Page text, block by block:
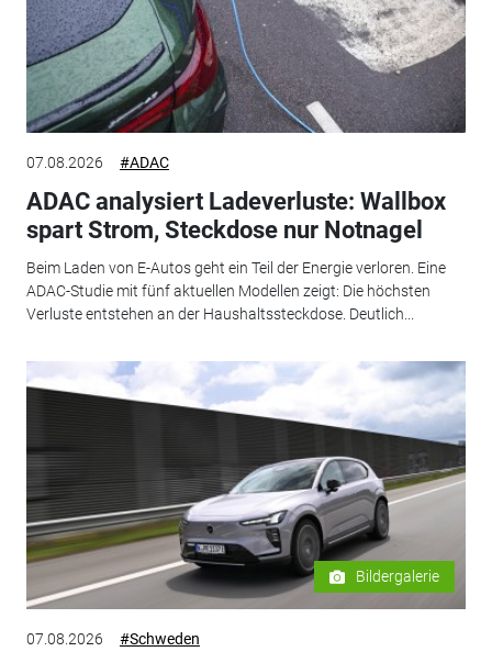
07.08.2026 #ADAC
ADAC analysiert Ladeverluste: Wallbox
spart Strom, Steckdose nur Notnagel
Beim Laden von E-Autos geht ein Teil der Energie verloren. Eine
ADAC-Studie mit fünf aktuellen Modellen zeigt: Die höchsten
Verluste entstehen an der Haushaltssteckdose. Deutlich...
Bildergalerie
07.08.2026 #Schweden